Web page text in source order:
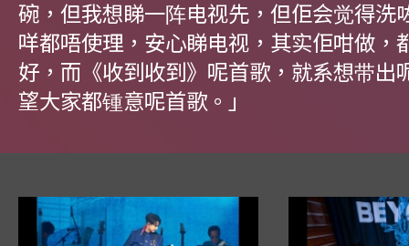
碗，但我想睇一阵电视先，但佢会觉得洗
咩都唔使理，安心睇电视，其实佢咁做，
好，而《收到收到》呢首歌，就系想带出
望大家都锺意呢首歌。」